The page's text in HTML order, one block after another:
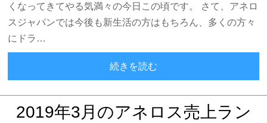
くなってきてやる気満々の今日この頃です。 さて、アネロ
スジャパンでは今後も新生活の方はもちろん、多くの方々
にドラ…
続きを読む
2019年3月のアネロス売上ラン